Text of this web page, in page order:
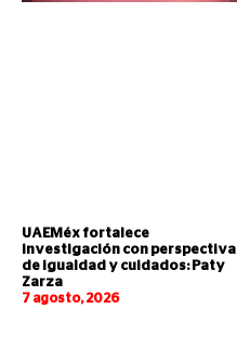
UAEMéx fortalece
investigación con perspectiva
de igualdad y cuidados: Paty
Zarza
7 agosto, 2026